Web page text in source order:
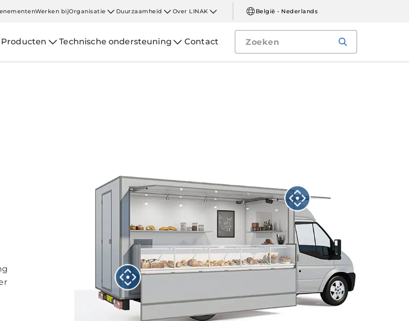
Werken bijOrganisatie Duurzaamheid Over LINAK België - Nederlands
Producten Technische ondersteuning Contact